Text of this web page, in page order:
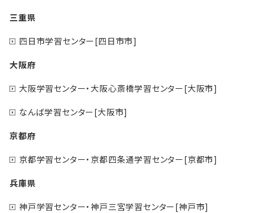
三重県
四日市学習センター[四日市市]
大阪府
大阪学習センター・大阪心斎橋学習センター[大阪市]
なんば学習センター[大阪市]
京都府
京都学習センター・京都四条通学習センター[京都市]
兵庫県
神戸学習センター・神戸三宮学習センター[神戸市]